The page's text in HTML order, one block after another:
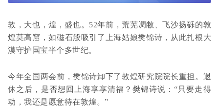
敦，大也，煌，盛也。52年前，荒芜凋敝、飞沙扬砾的敦
煌莫高窟，如磁石般吸引了上海姑娘樊锦诗，从此扎根大
漠守护国宝半个多世纪。
今年全国两会前，樊锦诗卸下了敦煌研究院院长重担。退
休之后，是否想回上海享享清福？樊锦诗说：“只要走得
动，我还是愿意待在敦煌。”